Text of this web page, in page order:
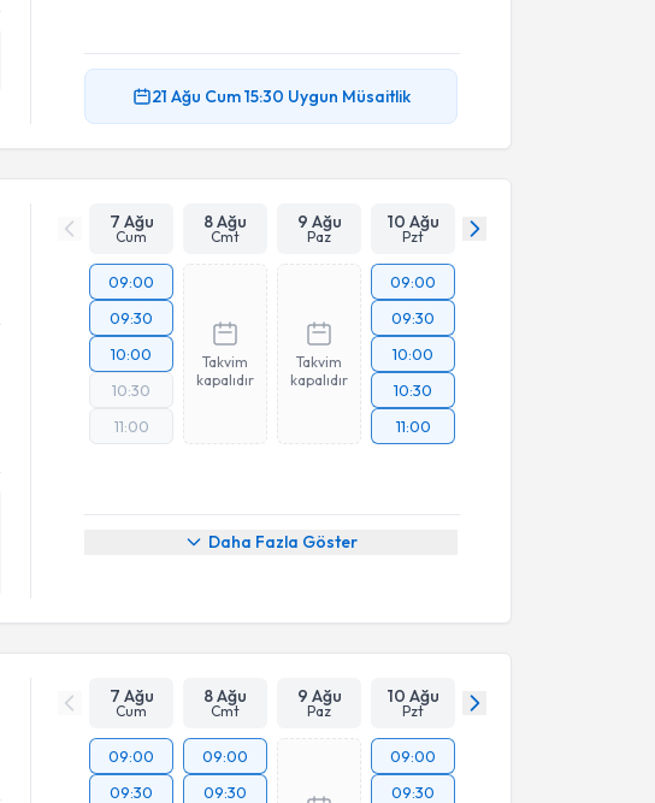
21 Ağu Cum15:30 Uygun Müsaitlik
7 Ağu
Cum
8 Ağu
Cmt
9 Ağu
Paz
10 Ağu
Pzt
09:00
09:30
10:00
10:30
11:00
Takvim
kapalıdır
Takvim
kapalıdır
09:00
09:30
10:00
10:30
11:00
Daha Fazla Göster
7 Ağu
Cum
8 Ağu
Cmt
9 Ağu
Paz
10 Ağu
Pzt
09:00
09:30
09:00
09:30
09:00
09:30